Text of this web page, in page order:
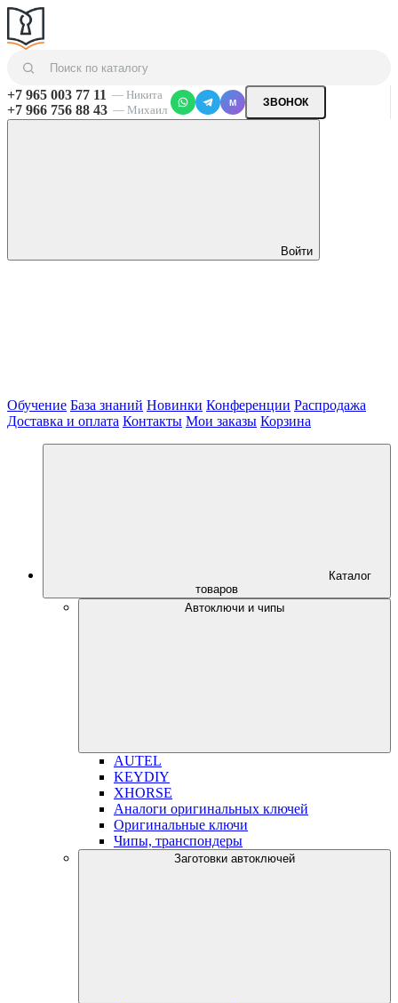
+7 965 003 77 11 — Никита
+7 966 756 88 43 — Михаил
M ЗВОНОК
Войти
Обучение База знаний Новинки Конференции Распродажа
Доставка и оплата Контакты Мои заказы Корзина
Каталог
товаров
Автоключи и чипы
AUTEL
KEYDIY
XHORSE
Аналоги оригинальных ключей
Оригинальные ключи
Чипы, транспондеры
Заготовки автоключей